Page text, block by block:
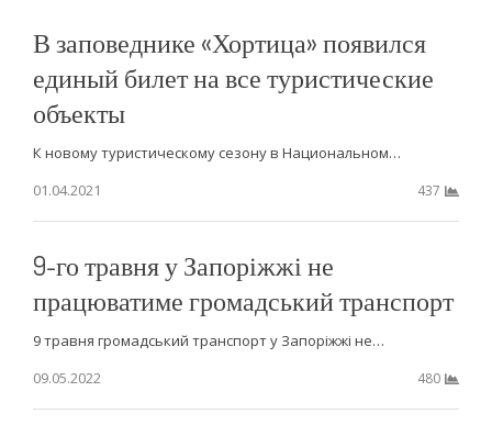
В заповеднике «Хортица» появился
единый билет на все туристические
объекты
К новому туристическому сезону в Национальном…
01.04.2021
437
9-го травня у Запоріжжі не
працюватиме громадський транспорт
9 травня громадський транспорт у Запоріжжі не…
09.05.2022
480